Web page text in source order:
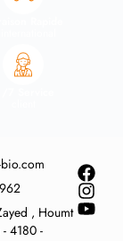
, Houmt
4180 -